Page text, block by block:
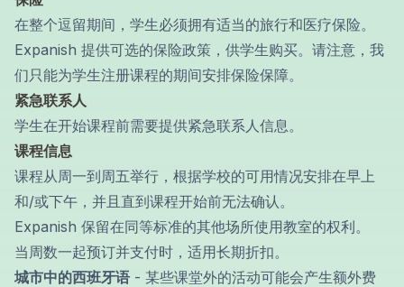
在整个逗留期间，学生必须拥有适当的旅行和医疗保险。
Expanish 提供可选的保险政策，供学生购买。请注意，我
们只能为学生注册课程的期间安排保险保障。
紧急联系人
学生在开始课程前需要提供紧急联系人信息。
课程信息
课程从周一到周五举行，根据学校的可用情况安排在早上
和/或下午，并且直到课程开始前无法确认。
Expanish 保留在同等标准的其他场所使用教室的权利。
当周数一起预订并支付时，适用长期折扣。
城市中的西班牙语 - 某些课堂外的活动可能会产生额外费